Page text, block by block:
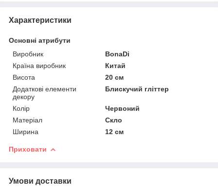
Характеристики
Основні атрибути
Виробник
BonaDi
Країна виробник
Китай
Висота
20 см
Додаткові елементи
декору
Блискучий гліттер
Колір
Червоний
Матеріал
Скло
Ширина
12 см
Приховати
Умови доставки